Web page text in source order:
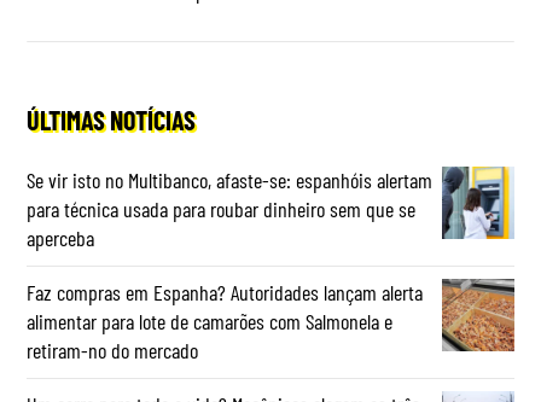
ÚLTIMAS NOTÍCIAS
Se vir isto no Multibanco, afaste-se: espanhóis alertam
para técnica usada para roubar dinheiro sem que se
aperceba
Faz compras em Espanha? Autoridades lançam alerta
alimentar para lote de camarões com Salmonela e
retiram-no do mercado